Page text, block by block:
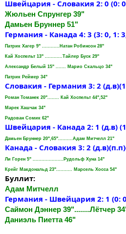
Швейцария - Словакия 2: 0 (0:
Жюльен Спрунгер 39"
Дамьен Бруннер 51"
Германия - Канада 4: 3 (3: 0, 1:
Патрик Хагер 9" ............Натан Робинсон 28"
Кай Хоспельт 13" ............Тайлер Буск 29"
Александр Белый 15" ....... Марио Скальцо 34"
Патрик Реймер 34"
Словакия - Германия 3: 2
Роман Томанек 20"........ Кай Хоспельт 44",52"
Марек Хашчак 34"
Радован Сомик 62"
Швейцария - Канада 2: 1 (д.в)
Дамьен Бруннер 20",65"..........Адам Митчелл 21"
Канада - Словакия 3: 2
Ли Горен 5" .....................Рудольф Хуна 14"
Крейг Макдональд 23"........... Марсель Хосса 54"
Буллит:
Адам Митчелл
Германия - Швейцария 2: 1 (0:
Саймон Дэннер 39"........Лётчер
Даниэль Пиетта 46"